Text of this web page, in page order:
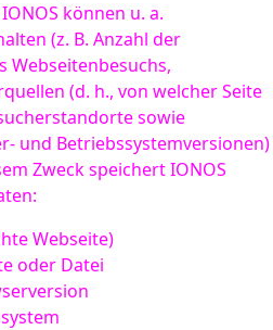
können u. a.
(z. B. Anzahl der
Webseitenbesuchs,
(d. h., von welcher Seite
sowie
und Betriebssystemversionen)
Zweck speichert IONOS
Webseite)
oder Datei